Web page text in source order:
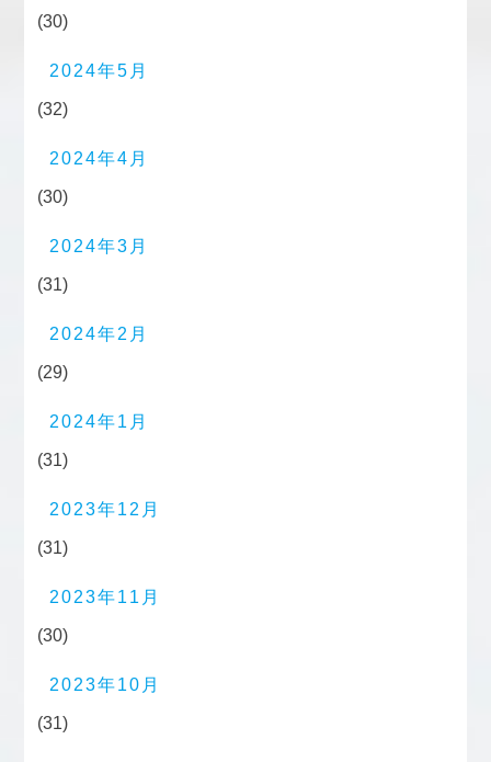
(30)
2024年5月
(32)
2024年4月
(30)
2024年3月
(31)
2024年2月
(29)
2024年1月
(31)
2023年12月
(31)
2023年11月
(30)
2023年10月
(31)